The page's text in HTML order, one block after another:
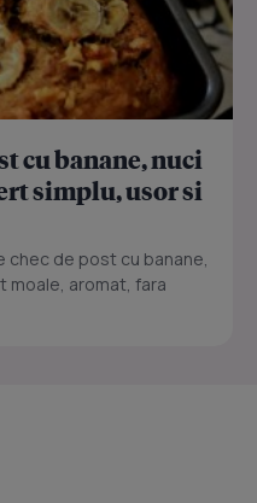
cu banane, nuci
simplu, usor si
de post cu banane,
moale, aromat, fara